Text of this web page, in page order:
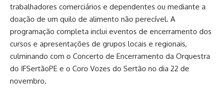
trabalhadores comerciários e dependentes ou mediante a
doação de um quilo de alimento não perecível. A
programação completa inclui eventos de encerramento dos
cursos e apresentações de grupos locais e regionais,
culminando com o Concerto de Encerramento da Orquestra
do IFSertãoPE e o Coro Vozes do Sertão no dia 22 de
novembro.